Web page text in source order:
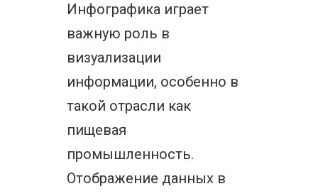
Инфографика играет
важную роль в
визуализации
информации, особенно в
такой отрасли как
пищевая
промышленность.
Отображение данных в